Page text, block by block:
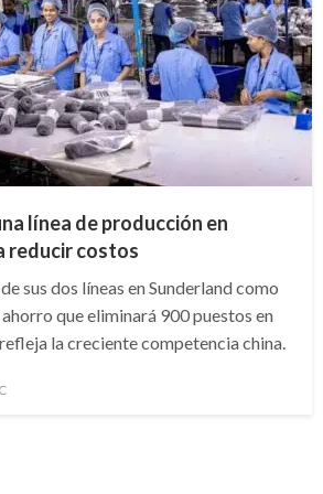
línea de producción en
reducir costos
sus dos líneas en Sunderland como
que eliminará 900 puestos en
la creciente competencia china.